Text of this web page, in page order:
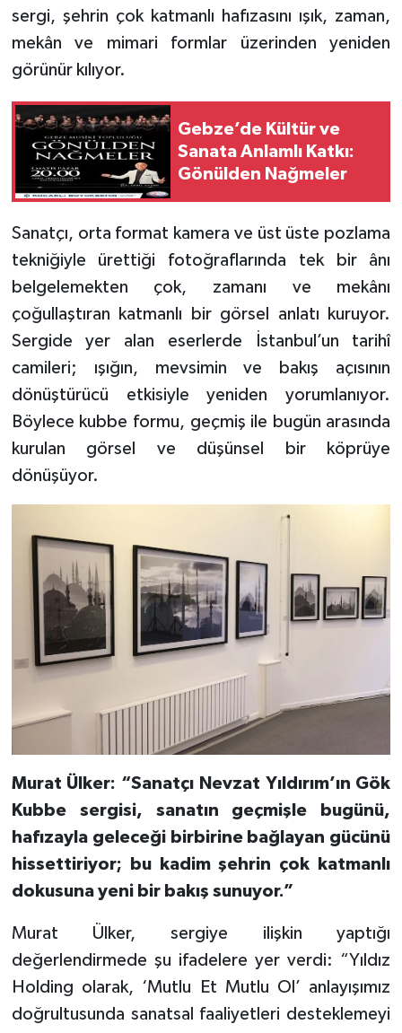
sergi, şehrin çok katmanlı hafızasını ışık, zaman,
mekân ve mimari formlar üzerinden yeniden
görünür kılıyor.
Gebze’de Kültür ve
Sanata Anlamlı Katkı:
Gönülden Nağmeler
Sanatçı, orta format kamera ve üst üste pozlama
tekniğiyle ürettiği fotoğraflarında tek bir ânı
belgelemekten çok, zamanı ve mekânı
çoğullaştıran katmanlı bir görsel anlatı kuruyor.
Sergide yer alan eserlerde İstanbul’un tarihî
camileri; ışığın, mevsimin ve bakış açısının
dönüştürücü etkisiyle yeniden yorumlanıyor.
Böylece kubbe formu, geçmiş ile bugün arasında
kurulan görsel ve düşünsel bir köprüye
dönüşüyor.
Murat Ülker: “Sanatçı Nevzat Yıldırım’ın Gök
Kubbe sergisi, sanatın geçmişle bugünü,
hafızayla geleceği birbirine bağlayan gücünü
hissettiriyor; bu kadim şehrin çok katmanlı
dokusuna yeni bir bakış sunuyor.”
Murat Ülker, sergiye ilişkin yaptığı
değerlendirmede şu ifadelere yer verdi: “Yıldız
Holding olarak, ‘Mutlu Et Mutlu Ol’ anlayışımız
doğrultusunda sanatsal faaliyetleri desteklemeyi